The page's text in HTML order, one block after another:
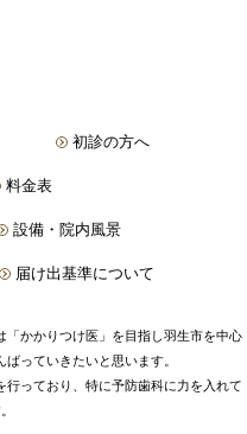
初診の方へ
料金表
設備・院内風景
届け出基準について
かかりつけ医」を目指し羽生市を中心
っていきたいと思います。
っており、特に予防歯科に力を入れて